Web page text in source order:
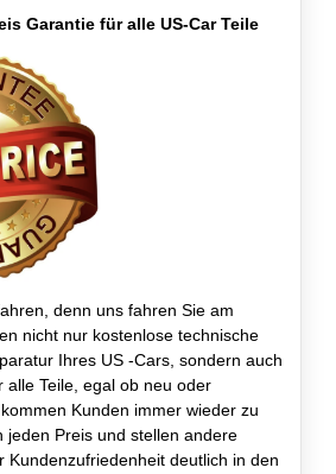
Garantie für alle US-Car Teile
denn uns fahren Sie am
nicht nur kostenlose technische
Ihres US -Cars, sondern auch
alle Teile, egal ob neu oder
Kunden immer wieder zu
jeden Preis und stellen andere
Kundenzufriedenheit deutlich in den